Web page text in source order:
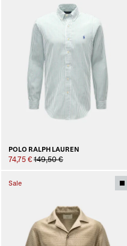
POLO RALPH LAUREN
74,75 € 149,50 €
Sale